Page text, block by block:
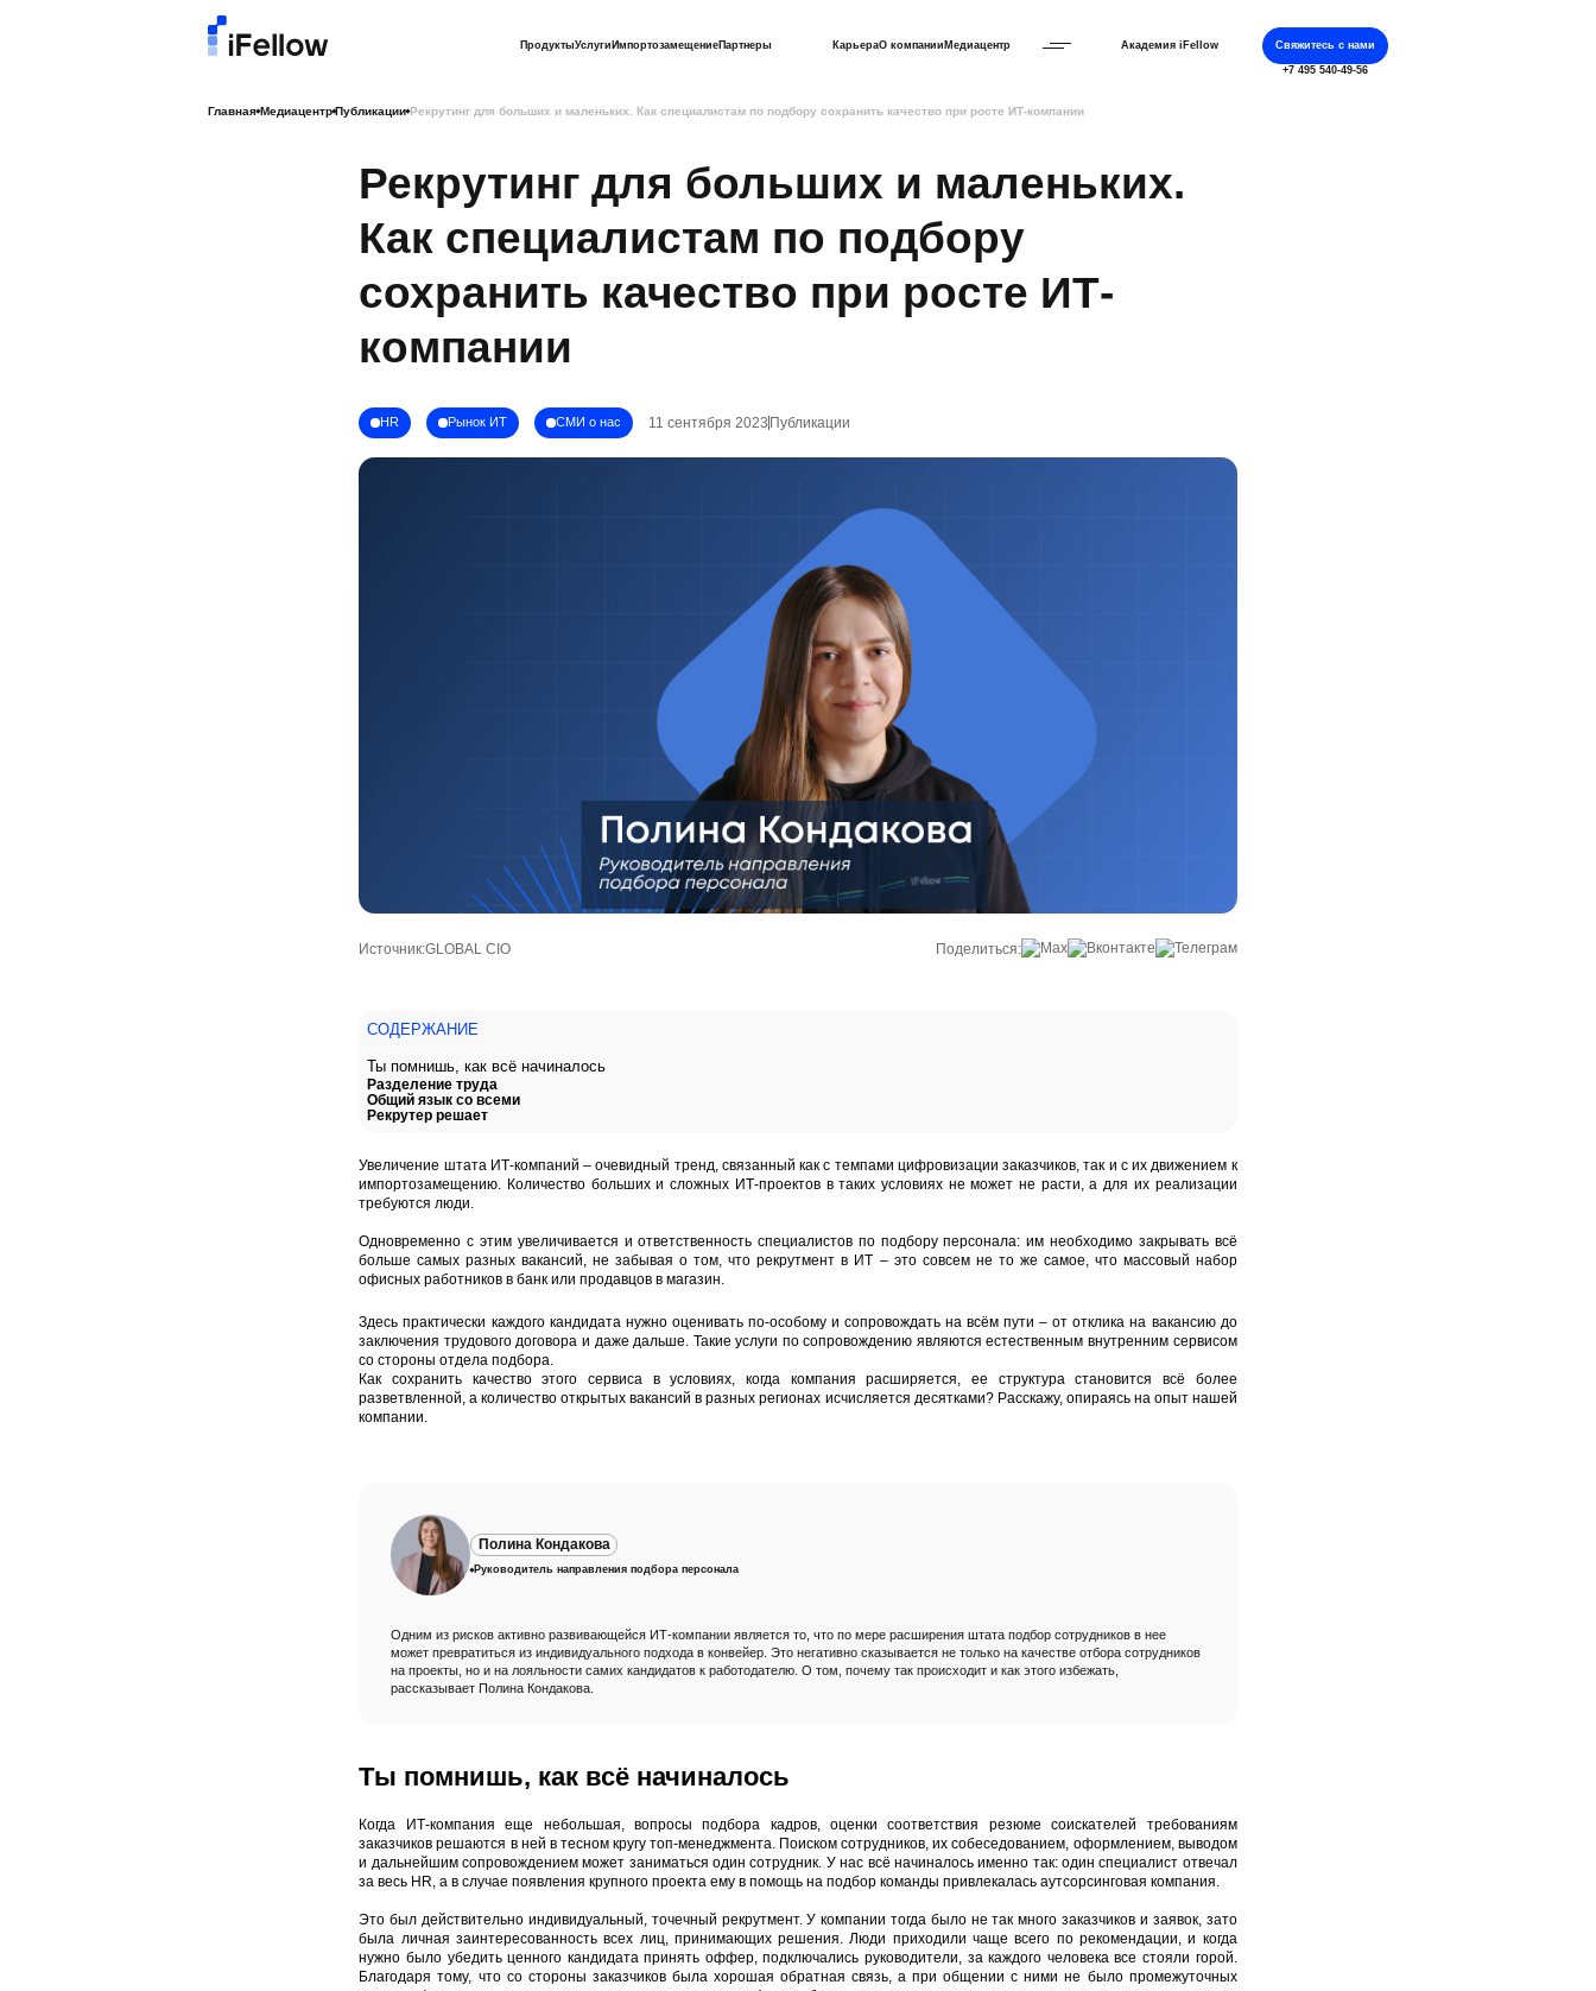
ПродуктыУслугиИмпортозамещениеПартнеры КарьераО компанииМедиацентр Академия iFellow
Свяжитесь с нами
+7 495 540-49-56
Главная Медиацентр Публикации Рекрутинг для больших и маленьких. Как специалистам по подбору сохранить качество при росте ИТ-компании
Рекрутинг для больших и маленьких.
Как специалистам по подбору
сохранить качество при росте ИТ-
компании
HR Рынок ИТ СМИ о нас 11 сентября 2023 Публикации
Источник:GLOBAL CIO Поделиться:
СОДЕРЖАНИЕ
Ты помнишь, как всё начиналось
Разделение труда
Общий язык со всеми
Рекрутер решает
Увеличение штата ИТ-компаний – очевидный тренд, связанный как с темпами цифровизации заказчиков, так и с их движением к
импортозамещению. Количество больших и сложных ИТ-проектов в таких условиях не может не расти, а для их реализации
требуются люди.
Одновременно с этим увеличивается и ответственность специалистов по подбору персонала: им необходимо закрывать всё
больше самых разных вакансий, не забывая о том, что рекрутмент в ИТ – это совсем не то же самое, что массовый набор
офисных работников в банк или продавцов в магазин.
Здесь практически каждого кандидата нужно оценивать по-особому и сопровождать на всём пути – от отклика на вакансию до
заключения трудового договора и даже дальше. Такие услуги по сопровождению являются естественным внутренним сервисом
со стороны отдела подбора.
Как сохранить качество этого сервиса в условиях, когда компания расширяется, ее структура становится всё более
разветвленной, а количество открытых вакансий в разных регионах исчисляется десятками? Расскажу, опираясь на опыт нашей
компании.
Полина Кондакова
Руководитель направления подбора персонала
Одним из рисков активно развивающейся ИТ-компании является то, что по мере расширения штата подбор сотрудников в нее
может превратиться из индивидуального подхода в конвейер. Это негативно сказывается не только на качестве отбора сотрудников
на проекты, но и на лояльности самих кандидатов к работодателю. О том, почему так происходит и как этого избежать,
рассказывает Полина Кондакова.
Ты помнишь, как всё начиналось
Когда ИТ-компания еще небольшая, вопросы подбора кадров, оценки соответствия резюме соискателей требованиям
заказчиков решаются в ней в тесном кругу топ-менеджмента. Поиском сотрудников, их собеседованием, оформлением, выводом
и дальнейшим сопровождением может заниматься один сотрудник. У нас всё начиналось именно так: один специалист отвечал
за весь HR, а в случае появления крупного проекта ему в помощь на подбор команды привлекалась аутсорсинговая компания.
Это был действительно индивидуальный, точечный рекрутмент. У компании тогда было не так много заказчиков и заявок, зато
была личная заинтересованность всех лиц, принимающих решения. Люди приходили чаще всего по рекомендации, и когда
нужно было убедить ценного кандидата принять оффер, подключались руководители, за каждого человека все стояли горой.
Благодаря тому, что со стороны заказчиков была хорошая обратная связь, а при общении с ними не было промежуточных